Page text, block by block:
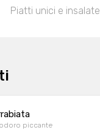
Piatti unici e insalate
piccante